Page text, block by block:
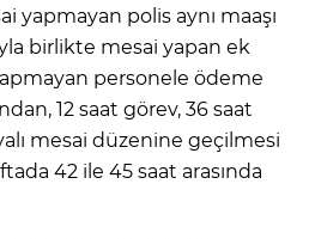
yapmayan polis aynı maaşı
birlikte mesai yapan ek
personele ödeme
12 saat görev, 36 saat
mesai düzenine geçilmesi
42 ile 45 saat arasında